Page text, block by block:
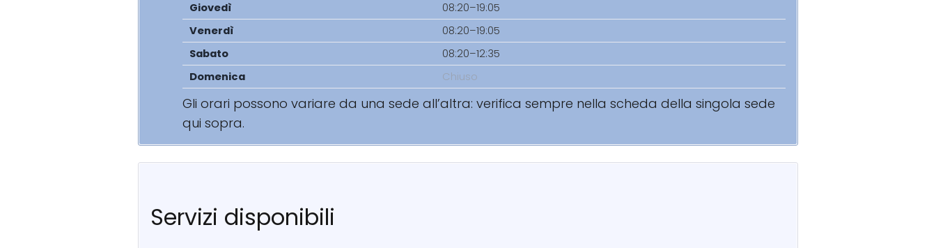
Giovedì
08:20–19:05
Venerdì
08:20–19:05
Sabato
08:20–12:35
Domenica
Chiuso
Gli orari possono variare da una sede all’altra: verifica sempre nella scheda della singola sede
qui sopra.
Servizi disponibili